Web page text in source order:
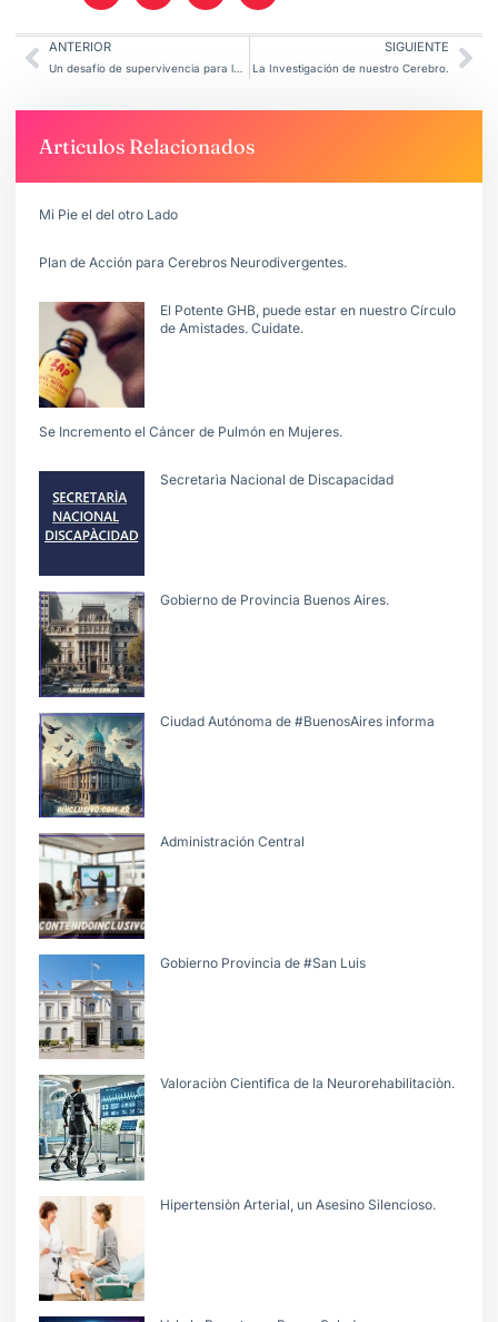
ANTERIOR SIGUIENTE
La Investigación de nuestro Cerebro.
Articulos Relacionados
Mi Pie el del otro Lado
Plan de Acción para Cerebros Neurodivergentes.
El Potente GHB, puede estar en nuestro Círculo
de Amistades. Cuidate.
Se Incremento el Cáncer de Pulmón en Mujeres.
Secretarìa Nacional de Discapacidad
Gobierno de Provincia Buenos Aires.
Ciudad Autónoma de #BuenosAires informa
Administración Central
Gobierno Provincia de #San Luis
Valoraciòn Cientifica de la Neurorehabilitaciòn.
Hipertensiòn Arterial, un Asesino Silencioso.